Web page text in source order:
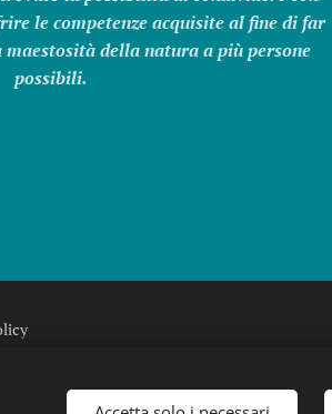
le competenze acquisite al fine di far
maestosità della natura a più persone
possibili.
di Mugello (FI)